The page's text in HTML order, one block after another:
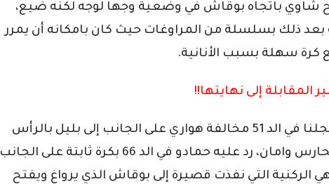
الد 32 أين فتح شاوي باتجاه بوقاش في وضعية وجها لوجه لكنه ضيع،
بعد ذلك بسلسلة من المراوغات حيث كان بامكانه أن يمرر
كرة سهلة بسبب الأنانية.
المقابلة إلى نهايتها!!
وفي الشوط الثاني سجلنا في الد 51 مخالفة هواري على الجانب إلى بليل بالرأس
لتجد كرة هذا الأخبر الحارس وامان، رد عليه حمادو في الد 66 بكرة ثابتة على الجانب
الركنية التي نفذت قصيرة إلى بوقاش الذي يرواغ ويفتح